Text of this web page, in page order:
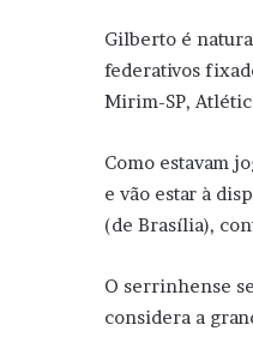
Gilberto é
federativos
Mirim-SP,
Como estavam
e vão estar à
(de Brasília),
O serrinhense
considera a